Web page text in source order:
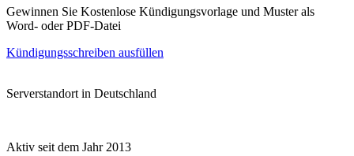
Gewinnen Sie Kostenlose Kündigungsvorlage und Muster als
Word- oder PDF-Datei
Kündigungsschreiben ausfüllen
Serverstandort in Deutschland
Aktiv seit dem Jahr 2013